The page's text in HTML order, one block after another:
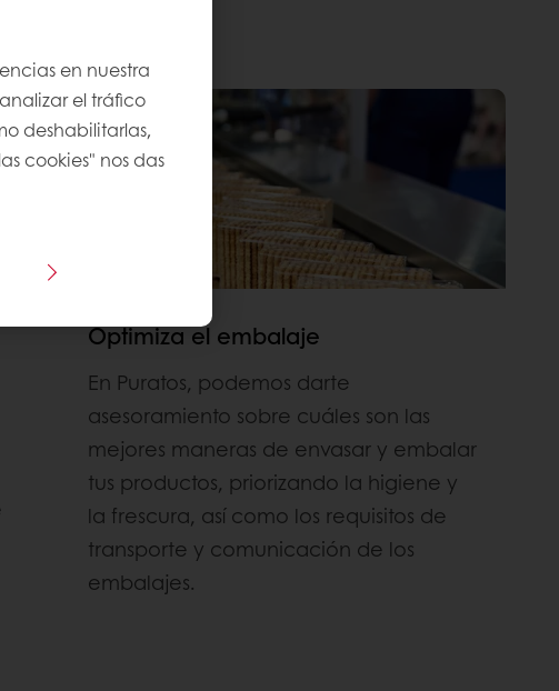
Optimiza el embalaje
En Puratos, podemos darte
asesoramiento sobre cuáles son las
mejores maneras de envasar y embalar
tus productos, priorizando la higiene y
la frescura, así como los requisitos de
transporte y comunicación de los
embalajes.
en nuestra
el tráfico
deshabilitarlas,
cookies" nos das